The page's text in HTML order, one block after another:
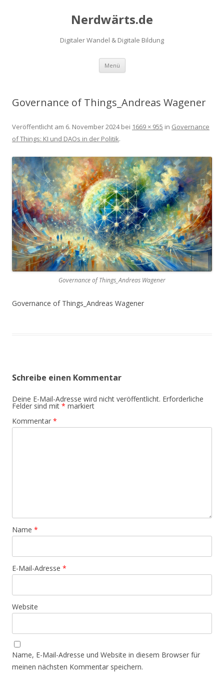
Nerdwärts.de
Digitaler Wandel & Digitale Bildung
Menü Zum Inhalt springen
Governance of Things_Andreas Wagener
Veröffentlicht am 6. November 2024bei 1669 × 955 in Governance
of Things: KI und DAOs in der Politik.
Governance of Things_Andreas Wagener
Governance of Things_Andreas Wagener
Schreibe einen Kommentar
Deine E-Mail-Adresse wird nicht veröffentlicht. Erforderliche
Felder sind mit * markiert
Kommentar *
Name *
E-Mail-Adresse *
Website
Name, E-Mail-Adresse und Website in diesem Browser für
meinen nächsten Kommentar speichern.